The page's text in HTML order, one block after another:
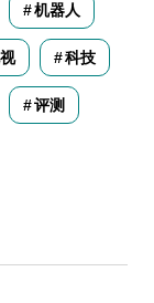
机器人
科技
评测